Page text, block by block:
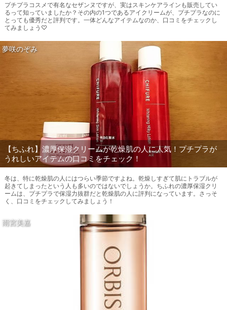
プチプラコスメで有名なセザンヌですが、実はスキンケアラインも販売してい
るって知っていましたか？その内の1つであるアイクリームが、プチプラなのに
とっても優秀だと評判です。一体どんなアイテムなのか、口コミをチェックし
てみましょう♡
夢咲のぞみ
【ちふれ】濃厚保湿クリームが乾燥肌の人に人気！プチプラが
うれしいアイテムの口コミをチェック！
冬は、特に乾燥肌の人にはつらい季節ですよね。乾燥しすぎて肌にトラブルが
起きてしまったという人も多いのではないでしょうか。ちふれの濃厚保湿クリ
ームは、プチプラで保湿力抜群だと乾燥肌の人に評判になっています。さっそ
く、口コミをチェックしてみましょう！
雨宮美嘉